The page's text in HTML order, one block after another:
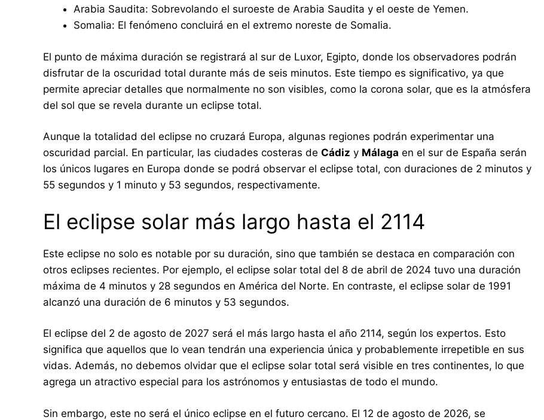
Arabia Saudita: Sobrevolando el suroeste de Arabia Saudita y el oeste de Yemen.
Somalia: El fenómeno concluirá en el extremo noreste de Somalia.
El punto de máxima duración se registrará al sur de Luxor, Egipto, donde los observadores podrán
disfrutar de la oscuridad total durante más de seis minutos. Este tiempo es significativo, ya que
permite apreciar detalles que normalmente no son visibles, como la corona solar, que es la atmósfera
del sol que se revela durante un eclipse total.
Aunque la totalidad del eclipse no cruzará Europa, algunas regiones podrán experimentar una
oscuridad parcial. En particular, las ciudades costeras de Cádiz y Málaga en el sur de España serán
los únicos lugares en Europa donde se podrá observar el eclipse total, con duraciones de 2 minutos y
55 segundos y 1 minuto y 53 segundos, respectivamente.
El eclipse solar más largo hasta el 2114
Este eclipse no solo es notable por su duración, sino que también se destaca en comparación con
otros eclipses recientes. Por ejemplo, el eclipse solar total del 8 de abril de 2024 tuvo una duración
máxima de 4 minutos y 28 segundos en América del Norte. En contraste, el eclipse solar de 1991
alcanzó una duración de 6 minutos y 53 segundos.
El eclipse del 2 de agosto de 2027 será el más largo hasta el año 2114, según los expertos. Esto
significa que aquellos que lo vean tendrán una experiencia única y probablemente irrepetible en sus
vidas. Además, no debemos olvidar que el eclipse solar total será visible en tres continentes, lo que
agrega un atractivo especial para los astrónomos y entusiastas de todo el mundo.
Sin embargo, este no será el único eclipse en el futuro cercano. El 12 de agosto de 2026, se